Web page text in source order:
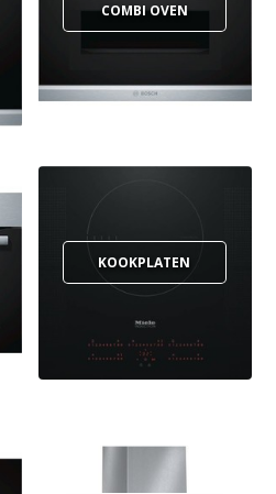
COMBI OVEN
KOOKPLATEN